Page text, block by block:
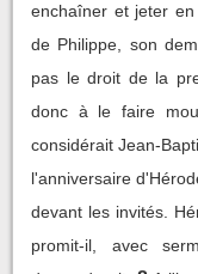
enchaîner et jeter
de Philippe, son
pas le droit de la
donc à le faire
considérait Jean-
l'anniversaire
devant les invités.
promit-il, avec